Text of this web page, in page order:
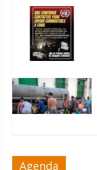
Agenda